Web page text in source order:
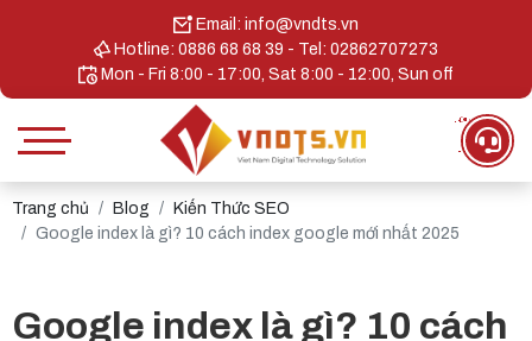
Email: info@vndts.vn
Hotline: 0886 68 68 39 - Tel: 02862707273
Mon - Fri 8:00 - 17:00, Sat 8:00 - 12:00, Sun off
Trang chủ Blog
Kiến Thức SEO
Google index là gì? 10 cách index google mới nhất 2025
Google index là gì? 10 cách